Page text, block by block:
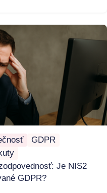
GDPR
Je NIS2
GDPR?